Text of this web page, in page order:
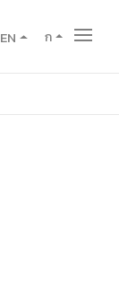
EN ก